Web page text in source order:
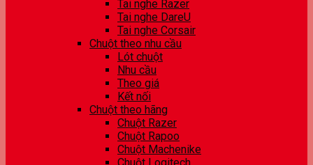
Tai nghe Razer
Tai nghe DareU
Tai nghe Corsair
Chuột theo nhu cầu
Lót chuột
Nhu cầu
Theo giá
Kết nối
Chuột theo hãng
Chuột Razer
Chuột Rapoo
Chuột Machenike